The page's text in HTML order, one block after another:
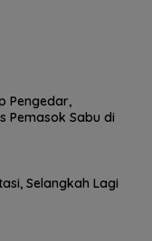
Pengedar,
Pemasok Sabu di
Selangkah Lagi